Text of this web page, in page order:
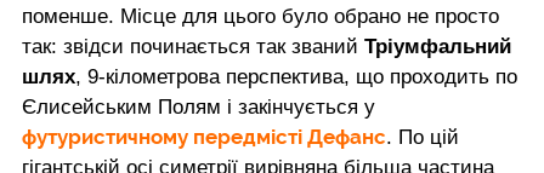
поменше. Місце для цього було обрано не просто
так: звідси починається так званий Тріумфальний
шлях, 9-кілометрова перспектива, що проходить по
Єлисейським Полям і закінчується у
футуристичному передмісті Дефанс. По цій
гігантській осі симетрії вирівняна більша частина